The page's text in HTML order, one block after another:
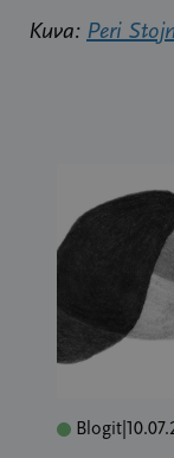
Kuva: Peri
Blogit